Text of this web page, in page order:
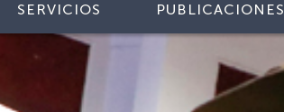
SERVICIOS PUBLICACIONES